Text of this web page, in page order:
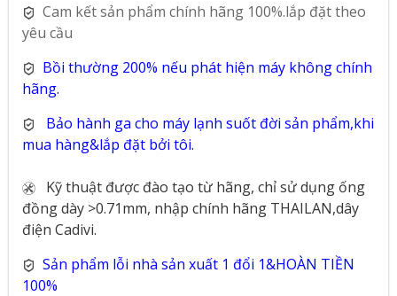
Cam kết sản phẩm chính hãng 100%.lắp đặt theo
yêu cầu
Bồi thường 200% nếu phát hiện máy không chính
hãng.
Bảo hành ga cho máy lạnh suốt đời sản phẩm,khi
mua hàng&lắp đặt bởi tôi.
Kỹ thuật được đào tạo từ hãng, chỉ sử dụng ống
đồng dày >0.71mm, nhập chính hãng THAILAN,dây
điện Cadivi.
Sản phẩm lỗi nhà sản xuất 1 đổi 1&HOÀN TIỀN
100%